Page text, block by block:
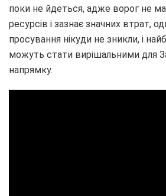
поки не йдеться, адже ворог не
ресурсів і зазнає значних втрат,
просування нікуди не зникли, і
можуть стати вирішальними для
напрямку.